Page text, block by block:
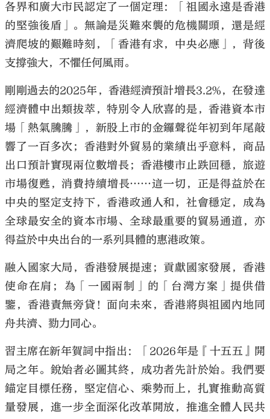
各界和廣大市民認定了一個定理：「祖國永遠是香港
的堅強後盾」。無論是災難來襲的危機關頭，還是經
濟爬坡的艱難時刻，「香港有求，中央必應」，背後
支撐強大，不懼任何風雨。
剛剛過去的2025年，香港經濟預計增長3.2%，在發達
經濟體中出類拔萃，特別令人欣喜的是，香港資本市
場「熱氣騰騰」，新股上市的金鑼聲從年初到年尾敲
響了一百多次；香港對外貿易的業績出乎意料，商品
出口預計實現兩位數增長；香港樓市止跌回穩，旅遊
市場復甦，消費持續增長……這一切，正是得益於在
中央的堅定支持下，香港政通人和，社會穩定，成為
全球最安全的資本市場、全球最重要的貿易通道，亦
得益於中央出台的一系列具體的惠港政策。
融入國家大局，香港發展提速；貢獻國家發展，香港
使命在肩；為「一國兩制」的「台灣方案」提供借
鑒，香港責無旁貸！面向未來，香港將與祖國內地同
舟共濟、勠力同心。
習主席在新年賀詞中指出：「2026年是『十五五』開
局之年。銳始者必圖其終，成功者先計於始。我們要
錨定目標任務，堅定信心、乘勢而上，扎實推動高質
量發展，進一步全面深化改革開放，推進全體人民共